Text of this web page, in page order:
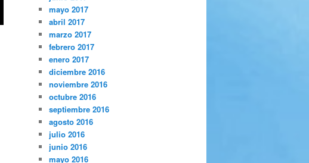
mayo 2017
abril 2017
marzo 2017
febrero 2017
enero 2017
diciembre 2016
noviembre 2016
octubre 2016
septiembre 2016
agosto 2016
julio 2016
junio 2016
mayo 2016